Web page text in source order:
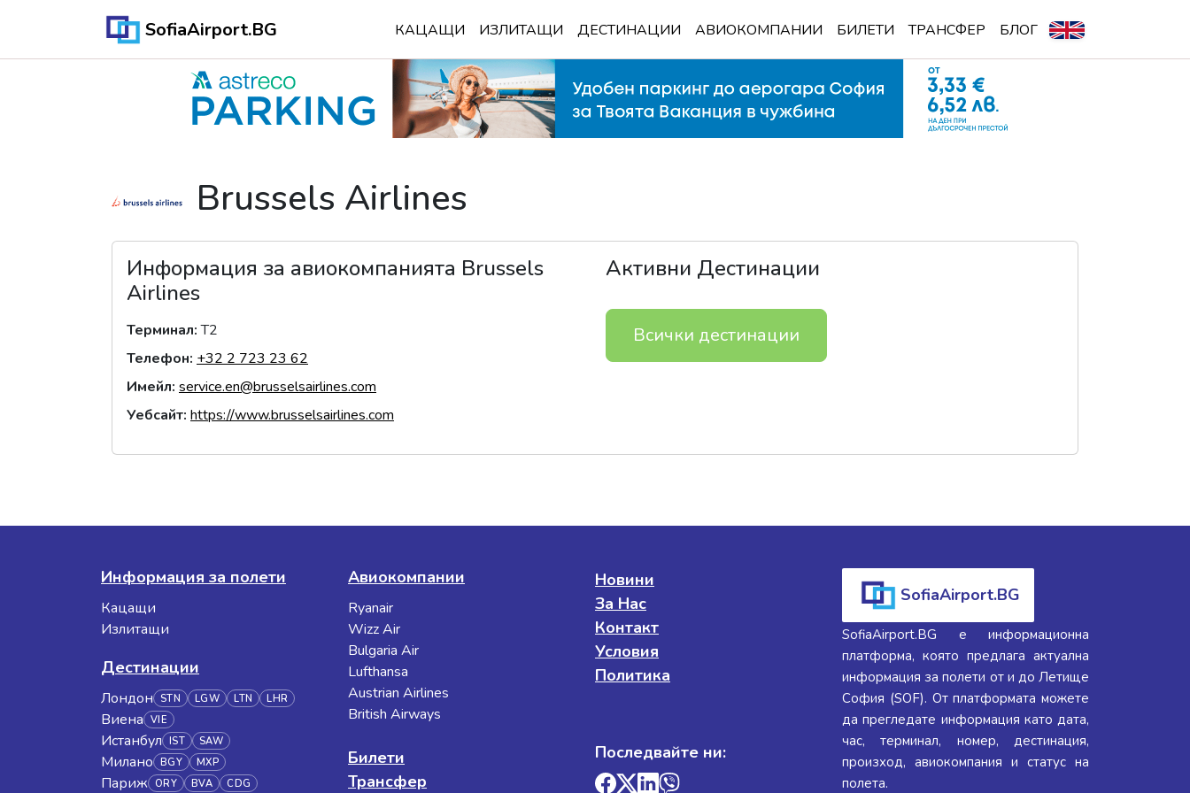
SofiaAirport.BG КАЦАЩИ ИЗЛИТАЩИ ДЕСТИНАЦИИ АВИОКОМПАНИИ БИЛЕТИ ТРАНСФЕР БЛОГ
Brussels Airlines
Информация за авиокомпанията Brussels
Airlines
Терминал: T2
Телефон: +32 2 723 23 62
Имейл: service.en@brusselsairlines.com
Уебсайт: https://www.brusselsairlines.com
Активни Дестинации
Всички дестинации
Информация за полети
Кацащи
Излитащи
Дестинации
Лондон STN LGW LTN LHR
Виена VIE
Истанбул IST SAW
Милано BGY MXP
Париж ORY BVA CDG
Авиокомпании
Ryanair
Wizz Air
Bulgaria Air
Lufthansa
Austrian Airlines
British Airways
Билети
Трансфер
Новини
За Нас
Контакт
Условия
Политика
Последвайте ни:
SofiaAirport.BG
SofiaAirport.BG е информационна
платформа, която предлага актуална
информация за полети от и до Летище
София (SOF). От платформата можете
да прегледате информация като дата,
час, терминал, номер, дестинация,
произход, авиокомпания и статус на
полета.